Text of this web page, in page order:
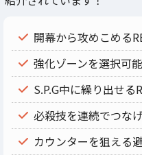
開幕から攻めこめる
強化ゾーンを選択可
S.P.G中に繰り出せる
必殺技を連続でつな
カウンターを狙える